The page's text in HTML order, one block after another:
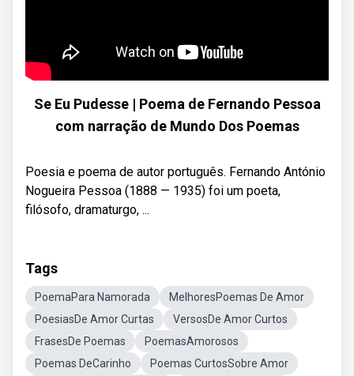
Se Eu Pudesse | Poema de Fernando Pessoa
com narração de Mundo Dos Poemas
Poesia e poema de autor português. Fernando António
Nogueira Pessoa (1888 — 1935) foi um poeta,
filósofo, dramaturgo, ...
Tags
PoemaPara Namorada
MelhoresPoemas De Amor
PoesiasDe Amor Curtas
VersosDe Amor Curtos
FrasesDe Poemas
PoemasAmorosos
Poemas DeCarinho
Poemas CurtosSobre Amor